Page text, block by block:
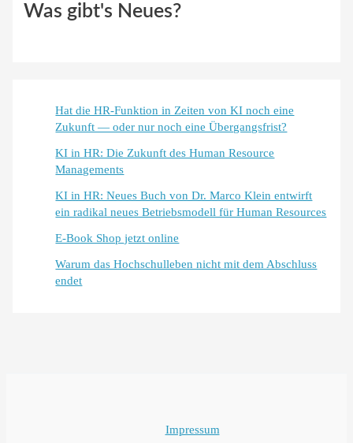
Was gibt's Neues?
Hat die HR-Funktion in Zeiten von KI noch eine
Zukunft — oder nur noch eine Übergangsfrist?
KI in HR: Die Zukunft des Human Resource
Managements
KI in HR: Neues Buch von Dr. Marco Klein entwirft
ein radikal neues Betriebsmodell für Human Resources
E-Book Shop jetzt online
Warum das Hochschulleben nicht mit dem Abschluss
endet
Impressum